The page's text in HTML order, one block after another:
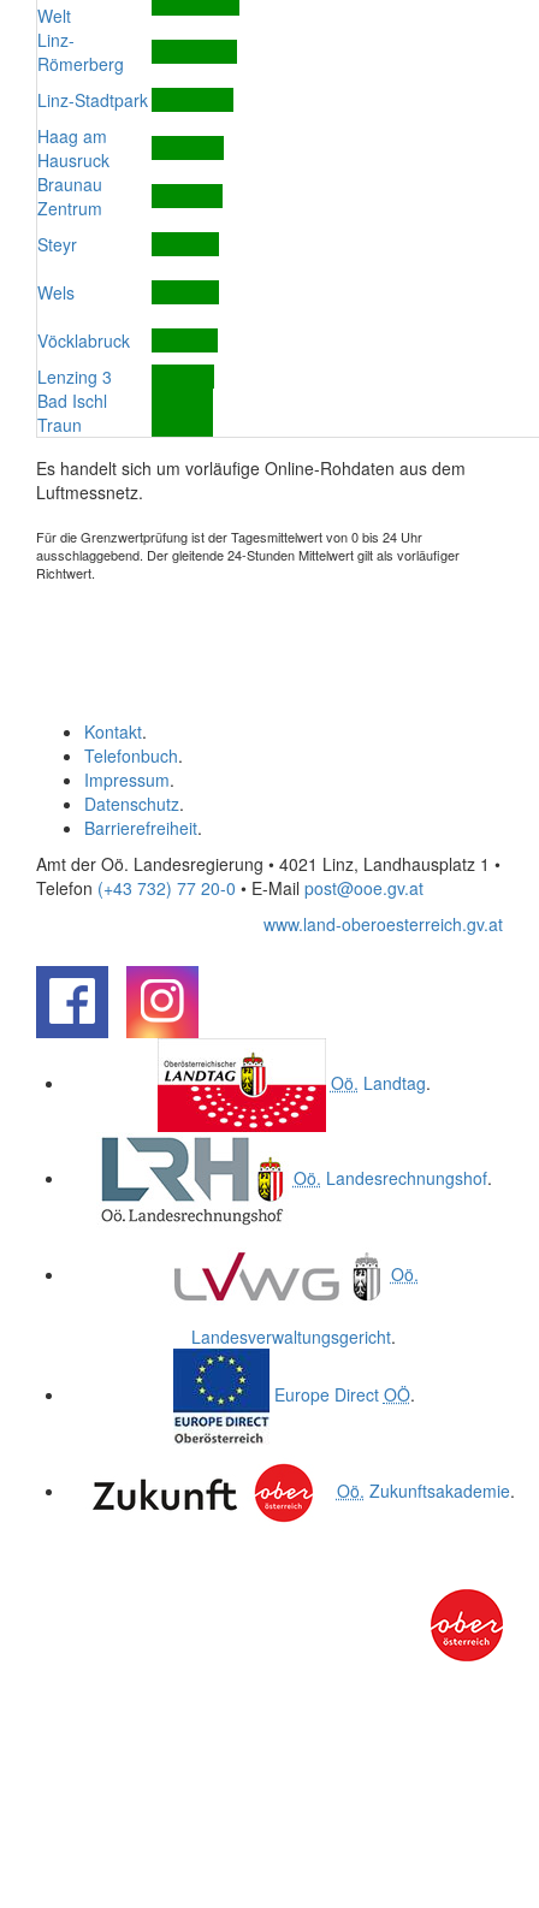
Welt
Linz-
Römerberg
Linz-Stadtpark
Haag am
Hausruck
Braunau
Zentrum
Steyr
Wels
Vöcklabruck
Lenzing 3
Bad Ischl
Traun
Es handelt sich um vorläufige Online-Rohdaten aus dem
Luftmessnetz.
Für die Grenzwertprüfung ist der Tagesmittelwert von 0 bis 24 Uhr
ausschlaggebend. Der gleitende 24-Stunden Mittelwert gilt als vorläufiger
Richtwert.
Kontakt.
Telefonbuch.
Impressum.
Datenschutz.
Barrierefreiheit.
Amt der Oö. Landesregierung • 4021 Linz, Landhausplatz 1 •
Telefon (+43 732) 77 20-0 • E-Mail post@ooe.gv.at
www.land-oberoesterreich.gv.at
Oö. Landtag.
Oö. Landesrechnungshof.
Oö.
Landesverwaltungsgericht.
Europe Direct OÖ.
Oö. Zukunftsakademie.